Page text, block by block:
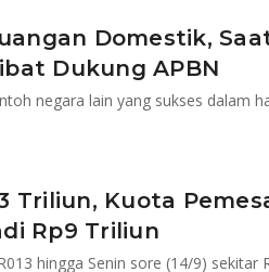
Domestik,
Dukung APBN
Triliun, Kuota
Rp9 Triliun
hingga Senin sore (14/9) sekitar